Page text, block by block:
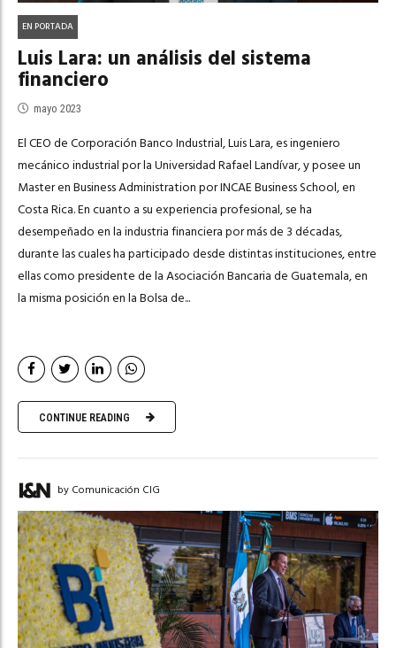
EN PORTADA
Luis Lara: un análisis del sistema
financiero
mayo 2023
El CEO de Corporación Banco Industrial, Luis Lara, es ingeniero
mecánico industrial por la Universidad Rafael Landívar, y posee un
Master en Business Administration por INCAE Business School, en
Costa Rica. En cuanto a su experiencia profesional, se ha
desempeñado en la industria financiera por más de 3 décadas,
durante las cuales ha participado desde distintas instituciones, entre
ellas como presidente de la Asociación Bancaria de Guatemala, en
la misma posición en la Bolsa de...
CONTINUE READING
by Comunicación CIG